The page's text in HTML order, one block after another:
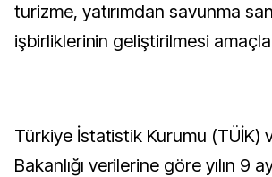
turizme, yatırımdan savunma
işbirliklerinin geliştirilmesi
Türkiye İstatistik Kurumu (TÜİK)
Bakanlığı verilerine göre yılın 9